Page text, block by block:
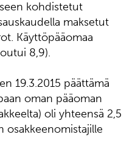
kohdistetut
maksetut
Käyttöpääomaa
8,9).
19.3.2015 päättämä
oman pääoman
oli yhteensä 2,5
osakkeenomistajille